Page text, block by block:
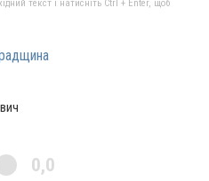
текст і натисніть Ctrl + Enter, щоб
0,0